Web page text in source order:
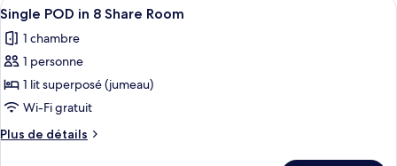
(8POD,
Shared
Facilities)
familial
(8POD,
Shared
Facilities)
toutes
les
photos
pour
ce
type
de
6
Single POD in 8 Share Room
1 chambre
1 personne
1 lit superposé (jumeau)
Wi-Fi gratuit
Plus de détails
Plus